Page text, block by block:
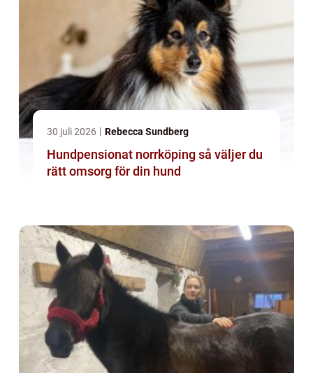
30 juli 2026 Rebecca Sundberg
Hundpensionat norrköping så väljer du
rätt omsorg för din hund